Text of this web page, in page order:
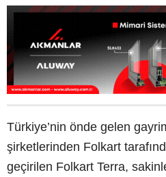
Türkiye’nin önde gelen
şirketlerinden Folkart
geçirilen Folkart Terra,